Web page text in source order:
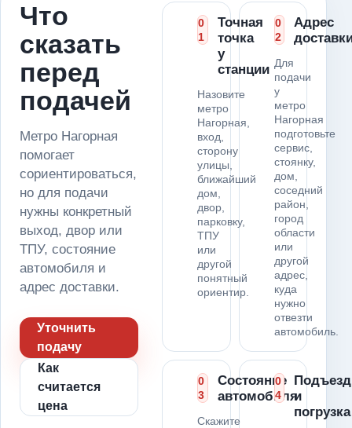
Что
сказать
перед
подачей
Метро Нагорная
помогает
сориентироваться,
но для подачи
нужны конкретный
выход, двор или
ТПУ, состояние
автомобиля и
адрес доставки.
Уточнить
подачу
Как
считается
цена
0
1
Точная
точка
у
станции
Назовите
метро
Нагорная,
вход,
сторону
улицы,
ближайший
дом,
двор,
парковку,
ТПУ
или
другой
понятный
ориентир.
0
2
Адрес
Для
подачи
у
метро
Нагорная
подготовьте
сервис,
стоянку,
дом,
соседний
район,
город
области
или
другой
адрес,
куда
нужно
отвезти
автомобиль.
0
3
Состояние
автомобиля
Скажите
0
4
Подъезд
и
погрузка